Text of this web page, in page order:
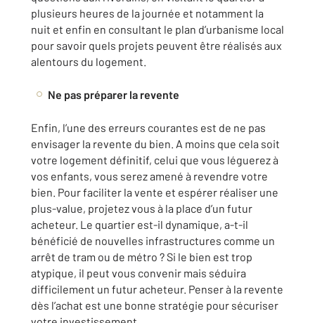
plusieurs heures de la journée et notamment la
nuit et enfin en consultant le plan d’urbanisme local
pour savoir quels projets peuvent être réalisés aux
alentours du logement.
Ne pas préparer la revente
Enfin, l’une des erreurs courantes est de ne pas
envisager la revente du bien. A moins que cela soit
votre logement définitif, celui que vous léguerez à
vos enfants, vous serez amené à revendre votre
bien. Pour faciliter la vente et espérer réaliser une
plus-value, projetez vous à la place d’un futur
acheteur. Le quartier est-il dynamique, a-t-il
bénéficié de nouvelles infrastructures comme un
arrêt de tram ou de métro ? Si le bien est trop
atypique, il peut vous convenir mais séduira
difficilement un futur acheteur. Penser à la revente
dès l’achat est une bonne stratégie pour sécuriser